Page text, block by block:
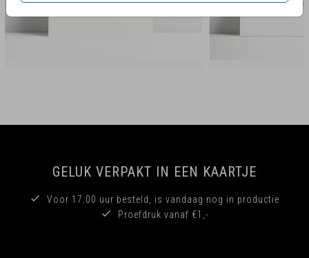
GELUK VERPAKT IN EEN KAARTJE
Voor 17:00 uur besteld, is vandaag nog in productie
Proefdruk vanaf €1,-